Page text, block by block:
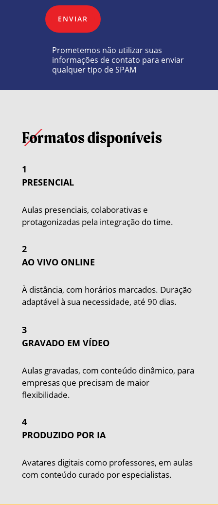
ENVIAR
Prometemos não utilizar suas
informações de contato para enviar
qualquer tipo de SPAM
Formatos disponíveis
1
PRESENCIAL
Aulas presenciais, colaborativas e
protagonizadas pela integração do time.
2
AO VIVO ONLINE
À distância, com horários marcados. Duração
adaptável à sua necessidade, até 90 dias.
3
GRAVADO EM VÍDEO
Aulas gravadas, com conteúdo dinâmico, para
empresas que precisam de maior
flexibilidade.
4
PRODUZIDO POR IA
Avatares digitais como professores, em aulas
com conteúdo curado por especialistas.